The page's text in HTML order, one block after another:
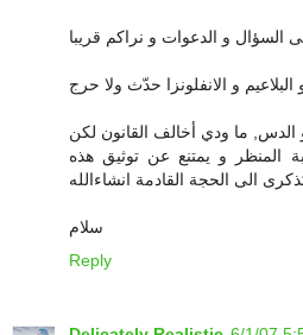
و الدعوات و نراكم قريبا
و الانفلونزا حدّث ولا حرج
الدس, ما ودي أخالف القانون لكن
المنظر و يمتنع عن توثيق هذه
الى الحجة القادمة انشاءالله
سلام
Reply